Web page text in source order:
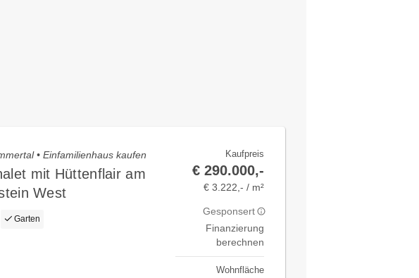
• Einfamilienhaus kaufen
mit Hüttenflair am
West
Garten
Kaufpreis
€ 290.000,-
€ 3.222,- / m²
Gesponsert
Finanzierung
berechnen
Wohnfläche